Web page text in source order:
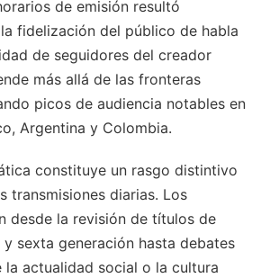
de emisión resultó
fidelización del público de habla
de seguidores del creador
más allá de las fronteras
picos de audiencia notables en
Argentina y Colombia.
constituye un rasgo distintivo
transmisiones diarias. Los
desde la revisión de títulos de
sexta generación hasta debates
la actualidad social o la cultura